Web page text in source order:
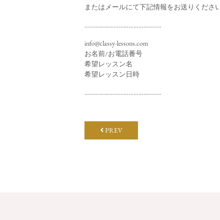
またはメールにて下記情報をお送りくださ
………………………………………..
info@classy-lessons.com
お名前/お電話番号
希望レッスン名
希望レッスン日時
………………………………………..
PREV